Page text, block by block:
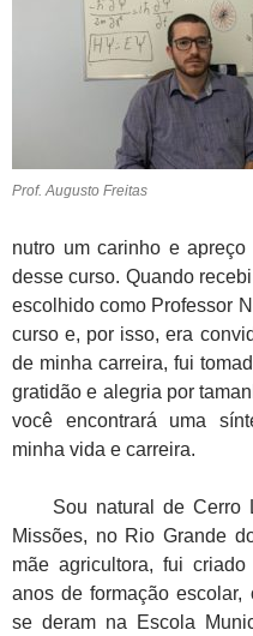
Prof. Augusto Freitas
nutro um carinho e
desse curso. Quando
escolhido como Professor
curso e, por isso, era
de minha carreira, fui
gratidão e alegria por
você encontrará uma
minha vida e carreira.
Sou natural de Cerro
Missões, no Rio Grande
mãe agricultora, fui
anos de formação
se deram na Escola